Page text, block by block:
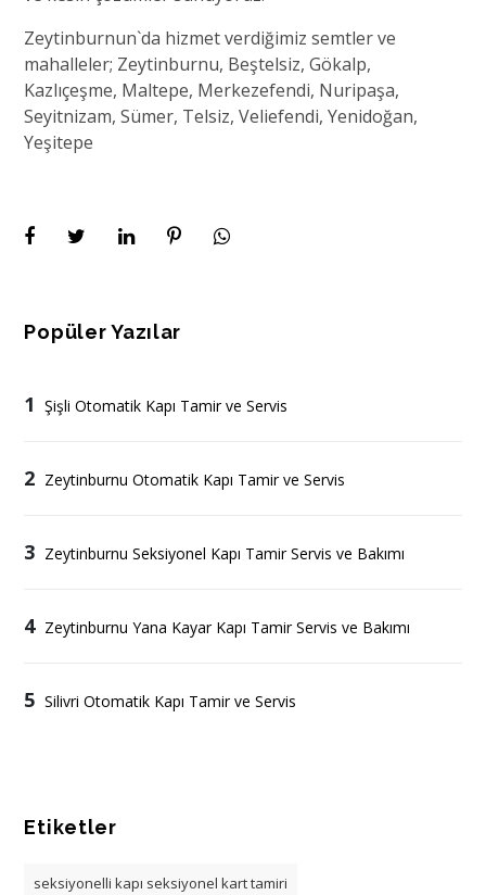
Zeytinburnun`da hizmet verdiğimiz semtler ve
mahalleler; Zeytinburnu, Beştelsiz, Gökalp,
Kazlıçeşme, Maltepe, Merkezefendi, Nuripaşa,
Seyitnizam, Sümer, Telsiz, Veliefendi, Yenidoğan,
Yeşitepe
Popüler Yazılar
1 Şişli Otomatik Kapı Tamir ve Servis
2 Zeytinburnu Otomatik Kapı Tamir ve Servis
3 Zeytinburnu Seksiyonel Kapı Tamir Servis ve Bakımı
4 Zeytinburnu Yana Kayar Kapı Tamir Servis ve Bakımı
5 Silivri Otomatik Kapı Tamir ve Servis
Etiketler
seksiyonelli kapı seksiyonel kart tamiri